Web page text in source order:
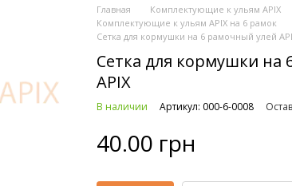
Главная
Комплектующие к ульям APIX
Комплектующие к ульям APIX на 6 рамок
Сетка для кормушки на 6 рамочный улей
Сетка для кормушки на
APIX
В наличии Артикул: 000-6-0008
40.00 грн